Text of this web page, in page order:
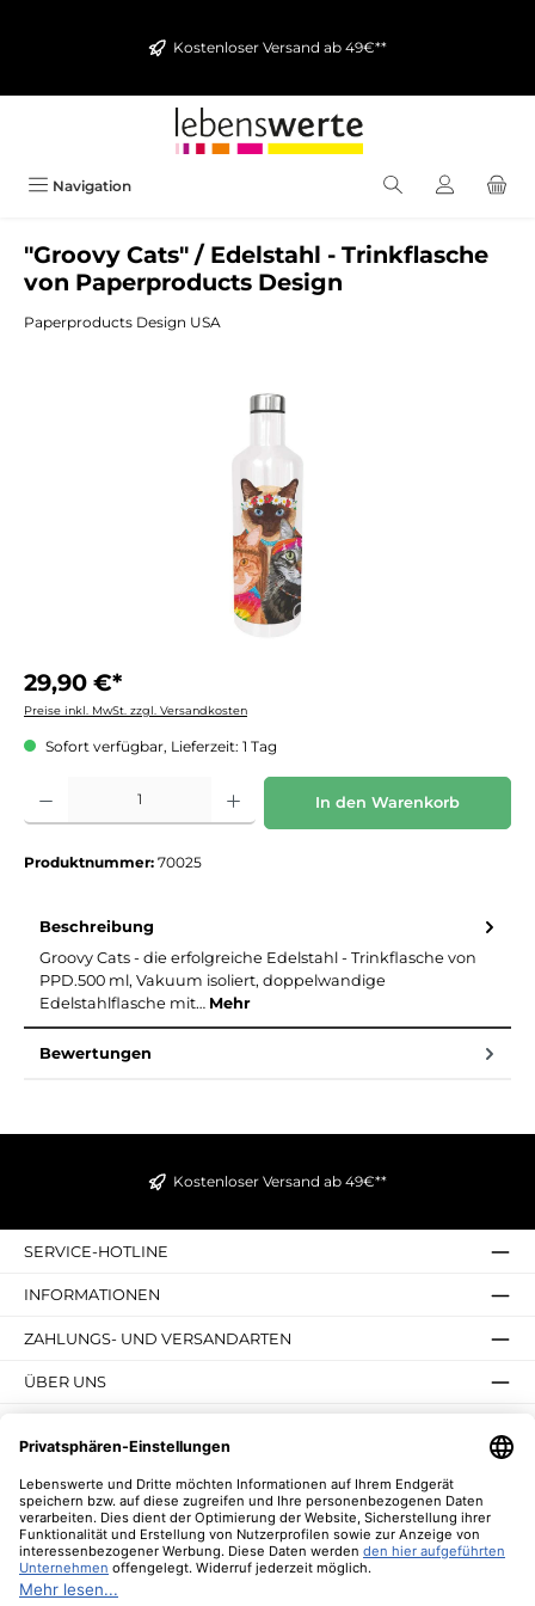
Kostenloser Versand ab 49€**
Navigation
"Groovy Cats" / Edelstahl - Trinkflasche
von Paperproducts Design
Paperproducts Design USA
29,90 €*
Preise inkl. MwSt. zzgl. Versandkosten
Sofort verfügbar, Lieferzeit: 1 Tag
Produkt Anzahl: Gib den gewünschten Wert ein oder benutze die Schaltflächen um
In den Warenkorb
Produktnummer: 70025
Beschreibung
Groovy Cats - die erfolgreiche Edelstahl - Trinkflasche von
PPD.500 ml, Vakuum isoliert, doppelwandige
Edelstahlflasche mit… Mehr
Bewertungen
Kostenloser Versand ab 49€**
SERVICE-HOTLINE
INFORMATIONEN
ZAHLUNGS- UND VERSANDARTEN
ÜBER UNS
NEWSLETTER
* Alle Preise inkl. gesetzl. Mehrwertsteuer zzgl.
Nachnahmegebühren, wenn nicht anders angegeben.